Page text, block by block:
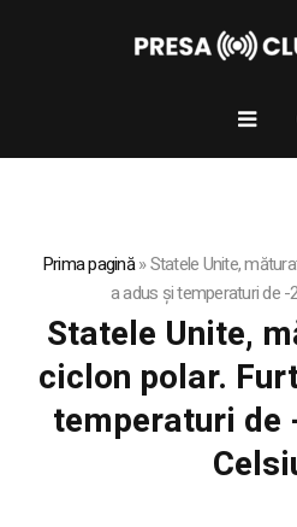
Prima pagină»Statele Unite,
a adus și temperaturi de -
Statele Unite,
ciclon polar.
temperaturi de